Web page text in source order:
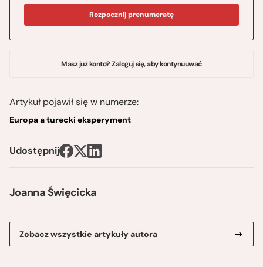
Joanna Święcicka
Zobacz wszystkie artykuły autora
Rozpocznij prenumeratę
Masz już konto? Zaloguj się, aby kontynuuwać
Artykuł pojawił się w numerze:
Europa a turecki eksperyment
Udostępnij